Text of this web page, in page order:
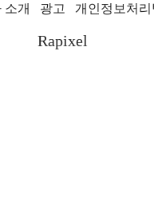
소개 광고 개인정보처리
Rapixel